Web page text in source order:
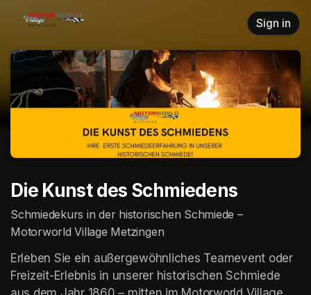
Sign in
Die Kunst des Schmiedens
Schmiedekurs in der historischen Schmiede –
Motorworld Village Metzingen
Erleben Sie ein außergewöhnliches Teamevent oder
Freizeit-Erlebnis in unserer historischen Schmiede